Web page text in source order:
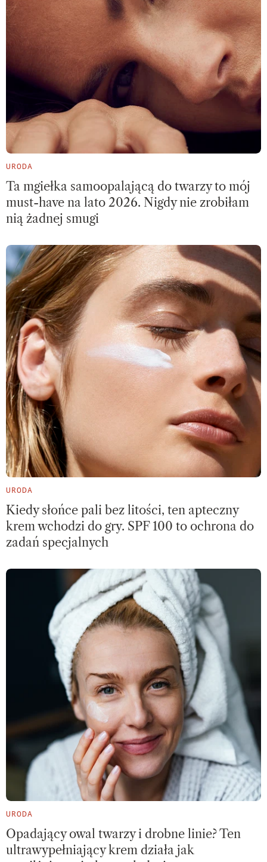
URODA
Ta mgiełka samoopalającą do twarzy to mój
must-have na lato 2026. Nigdy nie zrobiłam
nią żadnej smugi
URODA
Kiedy słońce pali bez litości, ten apteczny
krem wchodzi do gry. SPF 100 to ochrona do
zadań specjalnych
URODA
Opadający owal twarzy i drobne linie? Ten
ultrawypełniający krem działa jak